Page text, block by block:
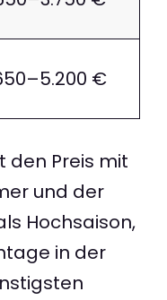
€
den Preis mit
und der
Hochsaison,
in der